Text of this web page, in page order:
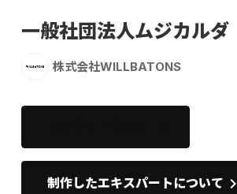
一般社団法人ムジカルダ
株式会社WILLBATONS
制作したエキスパートについて keyboard_arrow_right